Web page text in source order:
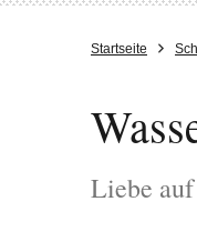
Startseite
Liebe